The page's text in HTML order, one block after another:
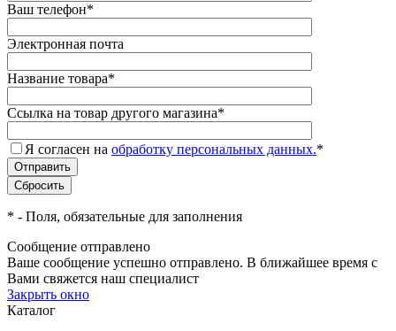
Ваш телефон*
Электронная почта
Название товара*
Ссылка на товар другого магазина*
Я согласен на обработку персональных данных.*
* - Поля, обязательные для заполнения
Сообщение отправлено
Ваше сообщение успешно отправлено. В ближайшее время с
Вами свяжется наш специалист
Закрыть окно
Каталог